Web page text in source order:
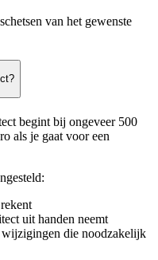
van het gewenste
begint bij ongeveer 500
als je gaat voor een
uit handen neemt
die noodzakelijk